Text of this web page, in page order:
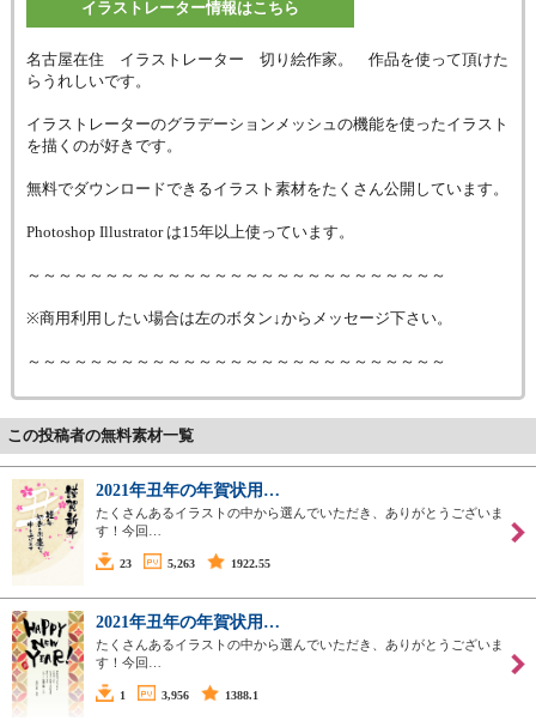
イラストレーター情報はこちら
名古屋在住 イラストレーター 切り絵作家。 作品を使って頂けた
らうれしいです。
イラストレーターのグラデーションメッシュの機能を使ったイラスト
を描くのが好きです。
無料でダウンロードできるイラスト素材をたくさん公開しています。
Photoshop Illustrator は15年以上使っています。
～～～～～～～～～～～～～～～～～～～～～～～～～～～
※商用利用したい場合は左のボタン↓からメッセージ下さい。
～～～～～～～～～～～～～～～～～～～～～～～～～～～
この投稿者の無料素材一覧
2021年丑年の年賀状用…
たくさんあるイラストの中から選んでいただき、ありがとうございま
す！今回…
23 5,263 1922.55
2021年丑年の年賀状用…
たくさんあるイラストの中から選んでいただき、ありがとうございま
す！今回…
1 3,956 1388.1